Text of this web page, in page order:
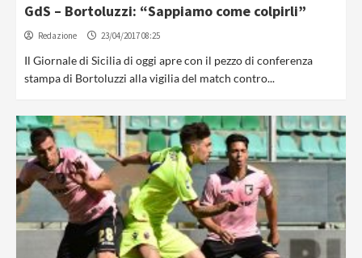
GdS – Bortoluzzi: “Sappiamo come colpirli”
Redazione 23/04/2017 08:25
Il Giornale di Sicilia di oggi apre con il pezzo di conferenza
stampa di Bortoluzzi alla vigilia del match contro...